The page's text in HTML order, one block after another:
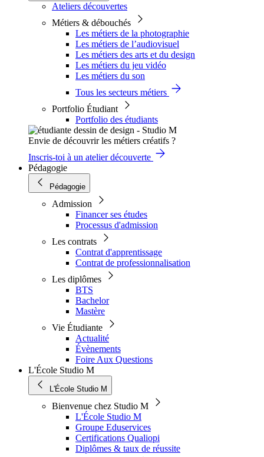
Ateliers découvertes
Métiers & débouchés
Les métiers de la photographie
Les métiers de l’audiovisuel
Les métiers des arts et du design
Les métiers du jeu vidéo
Les métiers du son
Tous les secteurs métiers
Portfolio Étudiant
Portfolio des étudiants
Envie de découvrir les métiers créatifs ?
Inscris-toi à un atelier découverte
Pédagogie
Pédagogie
Admission
Financer ses études
Processus d'admission
Les contrats
Contrat d'apprentissage
Contrat de professionnalisation
Les diplômes
BTS
Bachelor
Mastère
Vie Étudiante
Actualité
Évènements
Foire Aux Questions
L'École Studio M
L'École Studio M
Bienvenue chez Studio M
L'École Studio M
Groupe Eduservices
Certifications Qualiopi
Diplômes & taux de réussite